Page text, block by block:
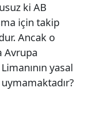
ki AB
için takip
Ancak o
Avrupa
yasal